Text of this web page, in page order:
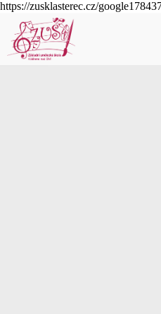
https://zusklasterec.cz/